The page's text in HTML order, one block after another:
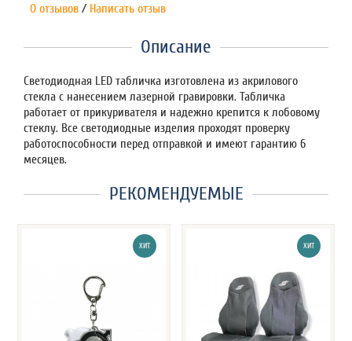
0 отзывов / Написать отзыв
Описание
Светодиодная LED табличка изготовлена из акрилового
стекла с нанесением лазерной гравировки. Табличка
работает от прикуривателя и надежно крепится к лобовому
стеклу. Все светодиодные изделия проходят проверку
работоспособности перед отправкой и имеют гарантию 6
месяцев.
РЕКОМЕНДУЕМЫЕ
ХИТ ХИТ